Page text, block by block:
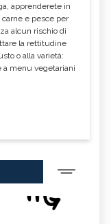
apprenderete in
e pesce per
alcun rischio di
la rettitudine
o alla varietà:
a menu vegetariani